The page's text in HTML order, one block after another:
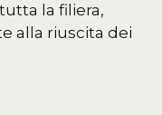
la filiera,
alla riuscita dei